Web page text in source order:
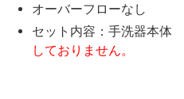
オーバーフローなし
セット内容：手洗器本体
しておりません。